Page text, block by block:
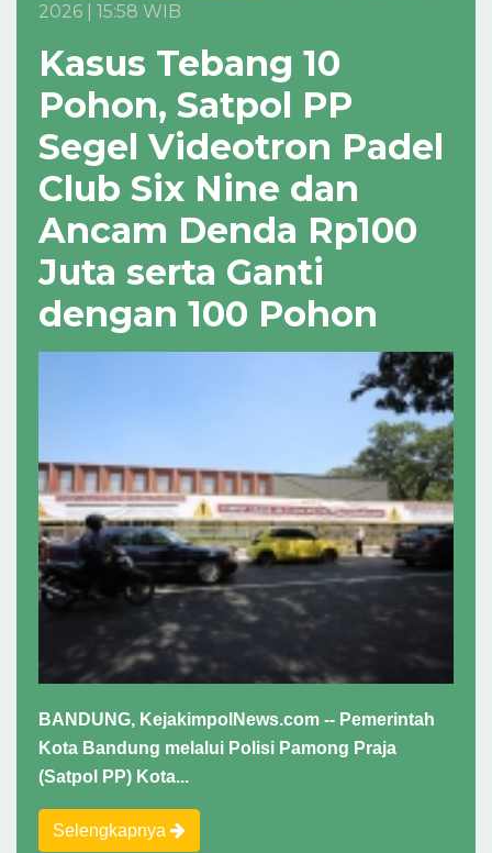
2026 | 15:58 WIB
Kasus Tebang 10
Pohon, Satpol PP
Segel Videotron Padel
Club Six Nine dan
Ancam Denda Rp100
Juta serta Ganti
dengan 100 Pohon
BANDUNG, KejakimpolNews.com -- Pemerintah
Kota Bandung melalui Polisi Pamong Praja
(Satpol PP) Kota...
Selengkapnya